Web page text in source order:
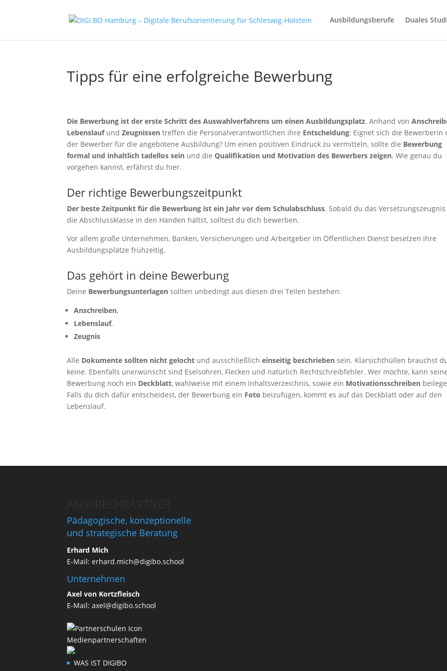
Ausbildungsberufe Duales
Tipps für eine erfolgreiche Bewerbung
Die Bewerbung ist der erste Schritt des Auswahlverfahrens um einen Ausbildungsplatz. Anhand von
LebenslaufundZeugnissen treffen die Personalverantwortlichen ihre Entscheidung: Eignet sich die Bewerberin
der Bewerber für die angebotene Ausbildung? Um einen positiven Eindruck zu vermitteln, sollte die Bewerbung
formal und inhaltlich tadellos sein und dieQualifikation und Motivation des Bewerbers zeigen. Wie genau du
vorgehen kannst, erfährst du hier.
Der richtige Bewerbungszeitpunkt
Der beste Zeitpunkt für die Bewerbung ist ein Jahr vor dem Schulabschluss. Sobald du das
die Abschlussklasse in den Händen hältst, solltest du dich bewerben.
Vor allem große Unternehmen, Banken, Versicherungen und Arbeitgeber im Öffentlichen Dienst besetzen ihre
Ausbildungsplätze frühzeitig.
Das gehört in deine Bewerbung
Deine Bewerbungsunterlagen sollten unbedingt aus diesen drei Teilen bestehen:
Anschreiben,
Lebenslauf,
Zeugnis
Alle Dokumente sollten nicht gelocht und ausschließlicheinseitig beschrieben sein. Klarsichthüllen brauchst
keine. Ebenfalls unerwünscht sind Eselsohren, Flecken und natürlich Rechtschreibfehler. Wer möchte, kann
Bewerbung noch ein Deckblatt, wahlweise mit einem Inhaltsverzeichnis, sowie ein Motivationsschreiben
Falls du dich dafür entscheidest, der Bewerbung ein Foto beizufügen, kommt es auf das Deckblatt oder auf den
Lebenslauf.
Pädagogische, konzeptionelle
und strategische Beratung
Erhard Mich
E-Mail:erhard.mich@digibo.school
Unternehmen
Axel von Kortzfleisch
E-Mail:axel@digibo.school
Medienpartnerschaften
WAS IST DIGIBO